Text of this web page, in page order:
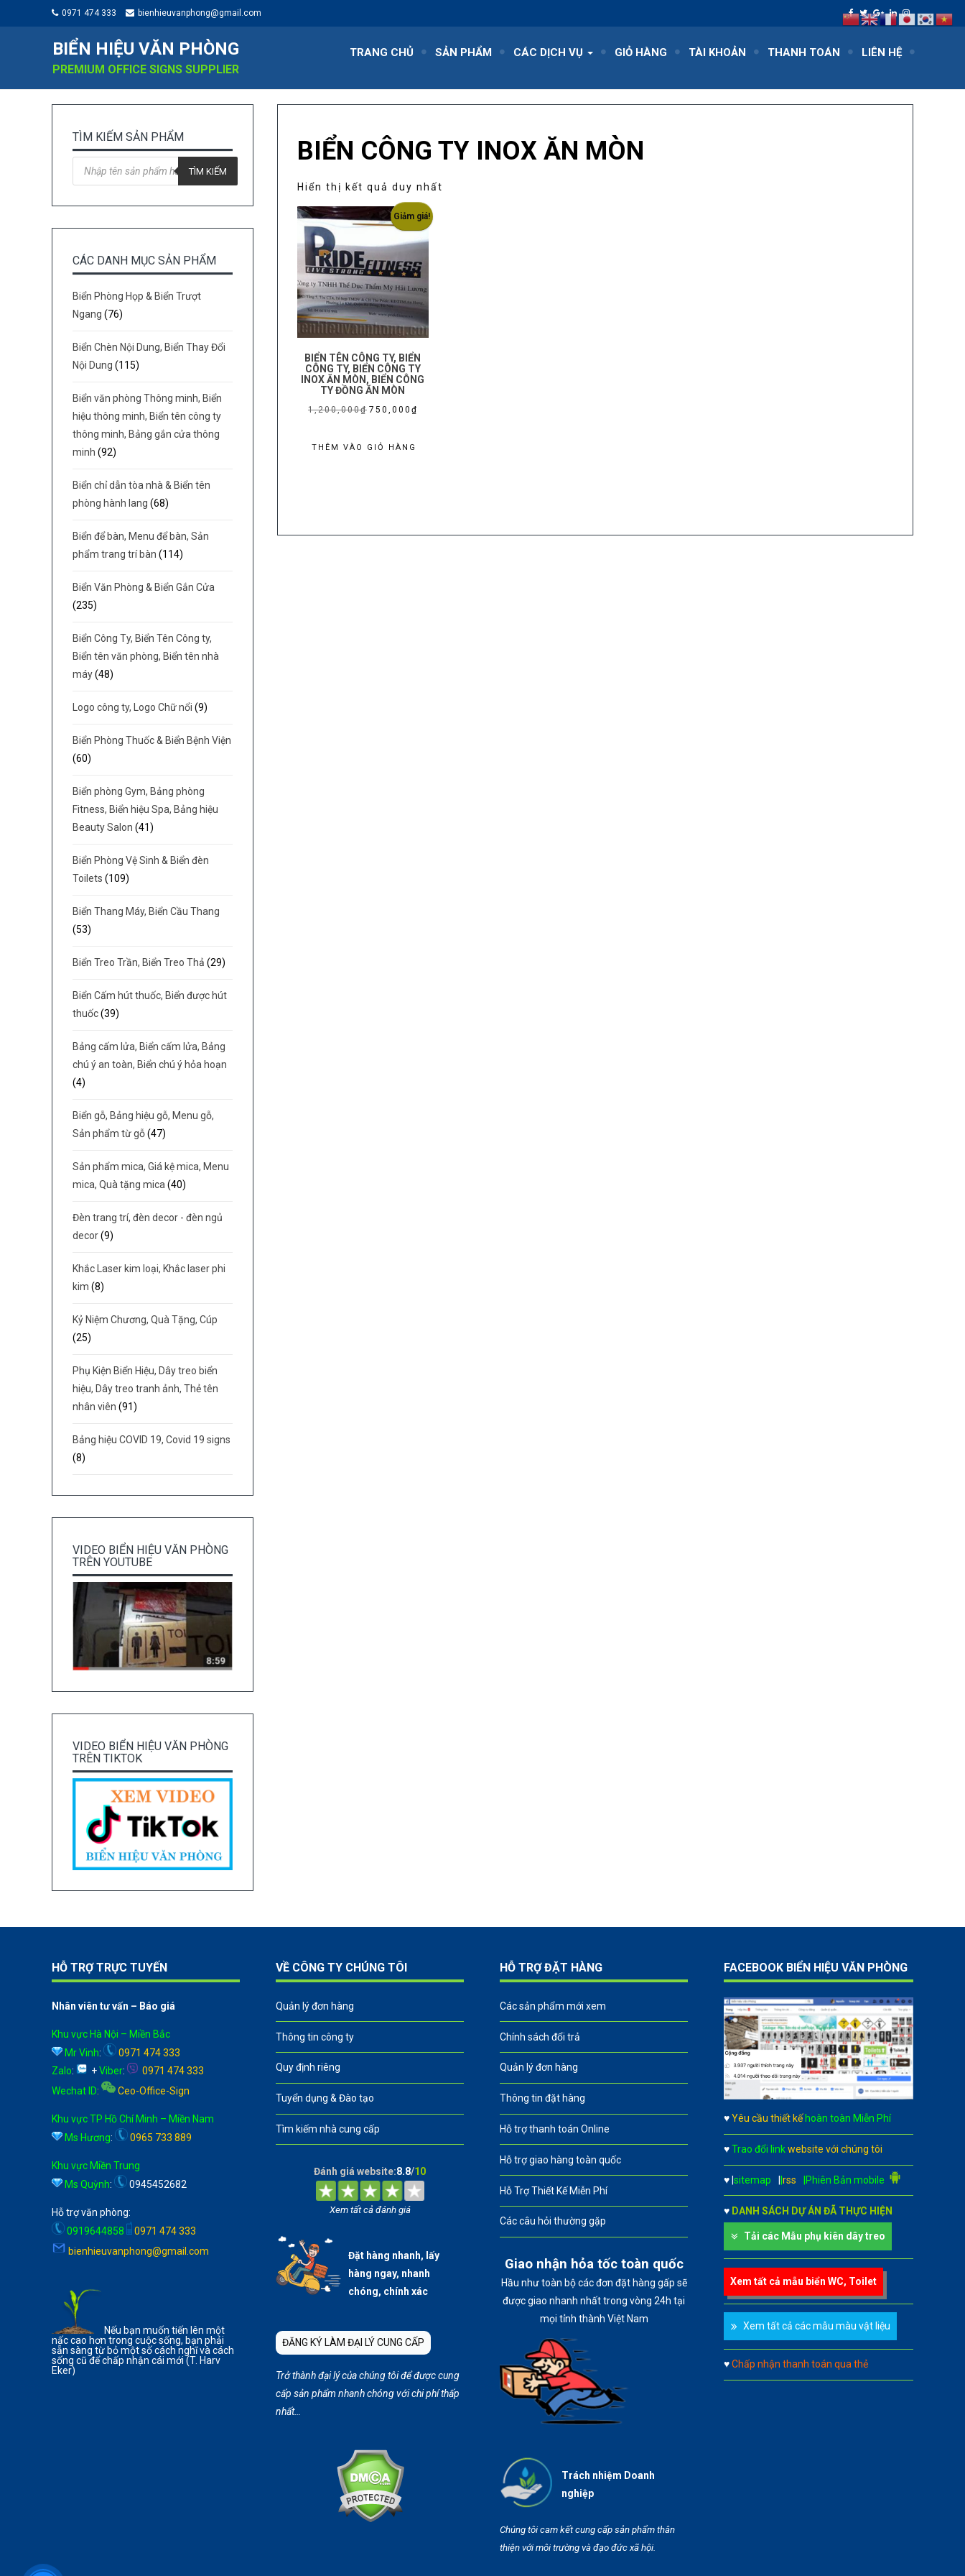
0971 474 333 bienhieuvanphong@gmail.com
BIỂN HIỆU VĂN PHÒNG
PREMIUM OFFICE SIGNS SUPPLIER
TRANG CHỦ SẢN PHẨM CÁC DỊCH VỤ GIỎ HÀNG TÀI KHOẢN THANH TOÁN LIÊN HỆ
BIỂN CÔNG TY INOX ĂN MÒN
Hiển thị kết quả duy nhất
Giảm giá!
BIỂN TÊN CÔNG TY, BIỂN
CÔNG TY, BIỂN CÔNG TY
INOX ĂN MÒN, BIỂN CÔNG
TY ĐỒNG ĂN MÒN
1,200,000₫ Giá
là:
750,000 ₫
THÊM VÀO GIỎ HÀNG
TÌM KIẾM SẢN PHẨM
Tìm
kiếm
TÌM KIẾM
CÁC DANH MỤC SẢN PHẨM
Biển Phòng Họp & Biển Trượt
Ngang (76)
Biển Chèn Nội Dung, Biển Thay Đổi
Nội Dung (115)
Biển văn phòng Thông minh, Biển
hiệu thông minh, Biển tên công ty
thông minh, Bảng gắn cửa thông
minh (92)
Biển chỉ dẫn tòa nhà & Biển tên
phòng hành lang (68)
Biển để bàn, Menu để bàn, Sản
phẩm trang trí bàn (114)
Biển Văn Phòng & Biển Gắn Cửa
(235)
Biển Công Ty, Biển Tên Công ty,
Biển tên văn phòng, Biển tên nhà
máy(48)
Logo công ty, Logo Chữ nổi (9)
Biển Phòng Thuốc & Biển Bệnh Viện
(60)
Biển phòng Gym, Bảng phòng
Fitness, Biển hiệu Spa, Bảng hiệu
Beauty Salon (41)
Biển Phòng Vệ Sinh & Biển đèn
Toilets (109)
Biển Thang Máy, Biển Cầu Thang
(53)
Biển Treo Trần, Biển Treo Thả (29)
Biển Cấm hút thuốc, Biển được hút
thuốc(39)
Bảng cấm lửa, Biển cấm lửa, Bảng
chú ý an toàn, Biển chú ý hỏa hoạn
(4)
Biển gỗ, Bảng hiệu gỗ, Menu gỗ,
Sản phẩm từ gỗ(47)
Sản phẩm mica, Giá kệ mica, Menu
mica, Quà tặng mica(40)
Đèn trang trí, đèn decor - đèn ngủ
decor(9)
Khắc Laser kim loại, Khắc laser phi
kim (8)
Kỷ Niệm Chương, Quà Tặng, Cúp
(25)
Phụ Kiện Biển Hiệu, Dây treo biển
hiệu, Dây treo tranh ảnh, Thẻ tên
nhân viên (91)
Bảng hiệu COVID 19, Covid 19 signs
(8)
VIDEO BIỂN HIỆU VĂN PHÒNG
TRÊN YOUTUBE
VIDEO BIỂN HIỆU VĂN PHÒNG
TRÊN TIKTOK
HỖ TRỢ TRỰC TUYẾN
Nhân viên tư vấn – Báo giá
Khu vực Hà Nội – Miền Bắc
Mr Vinh:
0971 474 333
Zalo: +Viber:
0971 474 333
Wechat ID: Ceo-Office-Sign
Khu vực TP Hồ Chí Minh – Miền Nam
Ms Hương: 0965 733 889
Khu vực Miền Trung
Ms Quỳnh: 0945452682
Hỗ trợ văn phòng:
0919644858
0971 474 333
bienhieuvanphong@gmail.com
Nếu bạn muốn tiến lên một
nấc cao hơn trong cuộc sống, bạn phải
sẵn sàng từ bỏ một số cách nghĩ và cách
sống cũ để chấp nhận cái mới (T. Harv
Eker)
VỀ CÔNG TY CHÚNG TÔI
Quản lý đơn hàng
Thông tin công ty
Quy định riêng
Tuyển dụng & Đào tạo
Tìm kiếm nhà cung cấp
Đánh giá website:8.8/10
Xem tất cả đánh giá
Đặt hàng nhanh, lấy
hàng ngay, nhanh
chóng, chính xác
ĐĂNG KÝ LÀM ĐẠI LÝ CUNG CẤP
Trở thành đại lý của chúng tôi để được cung
cấp sản phẩm nhanh chóng với chi phí thấp
nhất…
HỖ TRỢ ĐẶT HÀNG
Các sản phẩm mới xem
Chính sách đổi trả
Quản lý đơn hàng
Thông tin đặt hàng
Hỗ trợ thanh toán Online
Hỗ trợ giao hàng toàn quốc
Hỗ Trợ Thiết Kế Miễn Phí
Các câu hỏi thường gặp
Giao nhận hỏa tốc toàn quốc
Hầu như toàn bộ các đơn đặt hàng gấp sẽ
được giao nhanh nhất trong vòng 24h tại
mọi tỉnh thành Việt Nam
Trách nhiệm Doanh
nghiệp
Chúng tôi cam kết cung cấp sản phẩm thân
thiện với môi trường và đạo đức xã hội.
FACEBOOK BIỂN HIỆU VĂN PHÒNG
♥Yêu cầu thiết kế hoàn toàn Miễn Phí
♥Trao đổi linkwebsite với chúng tôi
♥ sitemap rss |Phiên Bản mobile
♥ DANH SÁCH DỰ ÁN ĐÃ THỰC HIỆN
Tải các Mẫu phụ kiên dây treo
Xem tất cả mẫu biển WC, Toilet
Xem tất cả các mẫu màu vật liệu
♥Chấp nhận thanh toán qua thẻ